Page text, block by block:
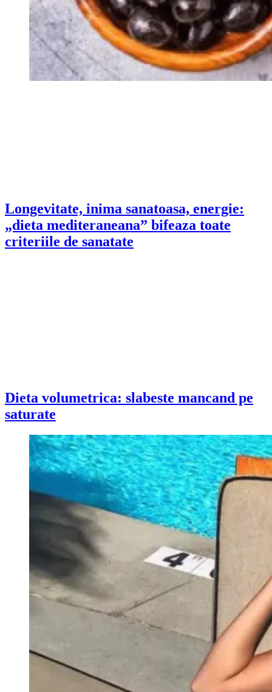
Longevitate, inima sanatoasa, energie:
„dieta mediteraneana” bifeaza toate
criteriile de sanatate
Dieta volumetrica: slabeste mancand pe
saturate